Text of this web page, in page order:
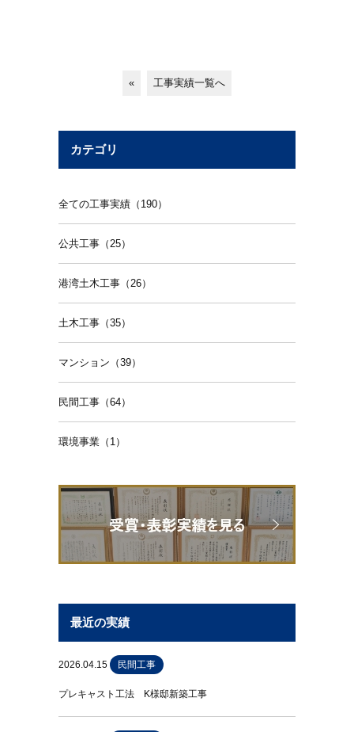
« 工事実績一覧へ
カテゴリ
全ての工事実績（190）
公共工事（25）
港湾土木工事（26）
土木工事（35）
マンション（39）
民間工事（64）
環境事業（1）
最近の実績
2026.04.15 民間工事
プレキャスト工法 K様邸新築工事